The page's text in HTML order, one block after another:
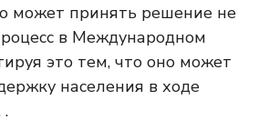
может принять решение не
в Международном
это тем, что оно может
населения в ходе
.